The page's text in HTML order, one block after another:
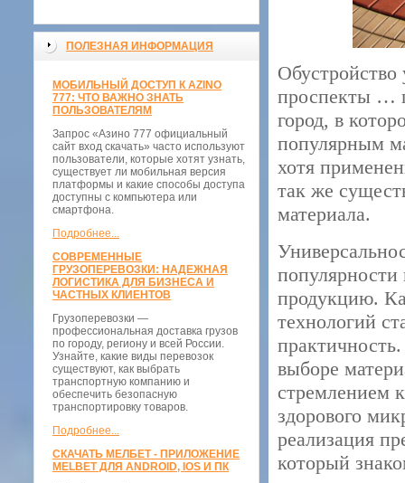
ПОЛЕЗНАЯ ИНФОРМАЦИЯ
МОБИЛЬНЫЙ ДОСТУП К AZINO
777: ЧТО ВАЖНО ЗНАТЬ
ПОЛЬЗОВАТЕЛЯМ
Запрос «Азино 777 официальный
сайт вход скачать» часто используют
пользователи, которые хотят узнать,
существует ли мобильная версия
платформы и какие способы доступа
доступны с компьютера или
смартфона.
Подробнее...
СОВРЕМЕННЫЕ
ГРУЗОПЕРЕВОЗКИ: НАДЕЖНАЯ
ЛОГИСТИКА ДЛЯ БИЗНЕСА И
ЧАСТНЫХ КЛИЕНТОВ
Грузоперевозки —
профессиональная доставка грузов
по городу, региону и всей России.
Узнайте, какие виды перевозок
существуют, как выбрать
транспортную компанию и
обеспечить безопасную
транспортировку товаров.
Подробнее...
СКАЧАТЬ МЕЛБЕТ - ПРИЛОЖЕНИЕ
MELBET ДЛЯ ANDROID, IOS И ПК
проспекты …
город, в
популярным
хотя
так же
материала.
популярности
продукцию.
технологий
выборе
стремлением
здорового
реализация
который